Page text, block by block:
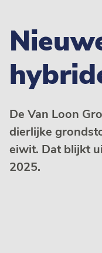
De Van Loon
dierlijke
eiwit. Dat blijkt
2025.